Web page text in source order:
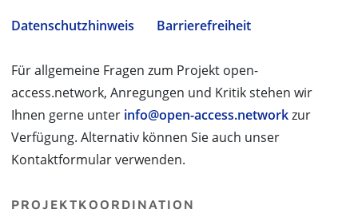
Datenschutzhinweis
Barrierefreiheit
Für allgemeine Fragen zum Projekt open-
access.network, Anregungen und Kritik stehen wir
Ihnen gerne unter info@open-access.networkzur
Verfügung. Alternativ können Sie auch unser
Kontaktformular verwenden.
PROJEKTKOORDINATION